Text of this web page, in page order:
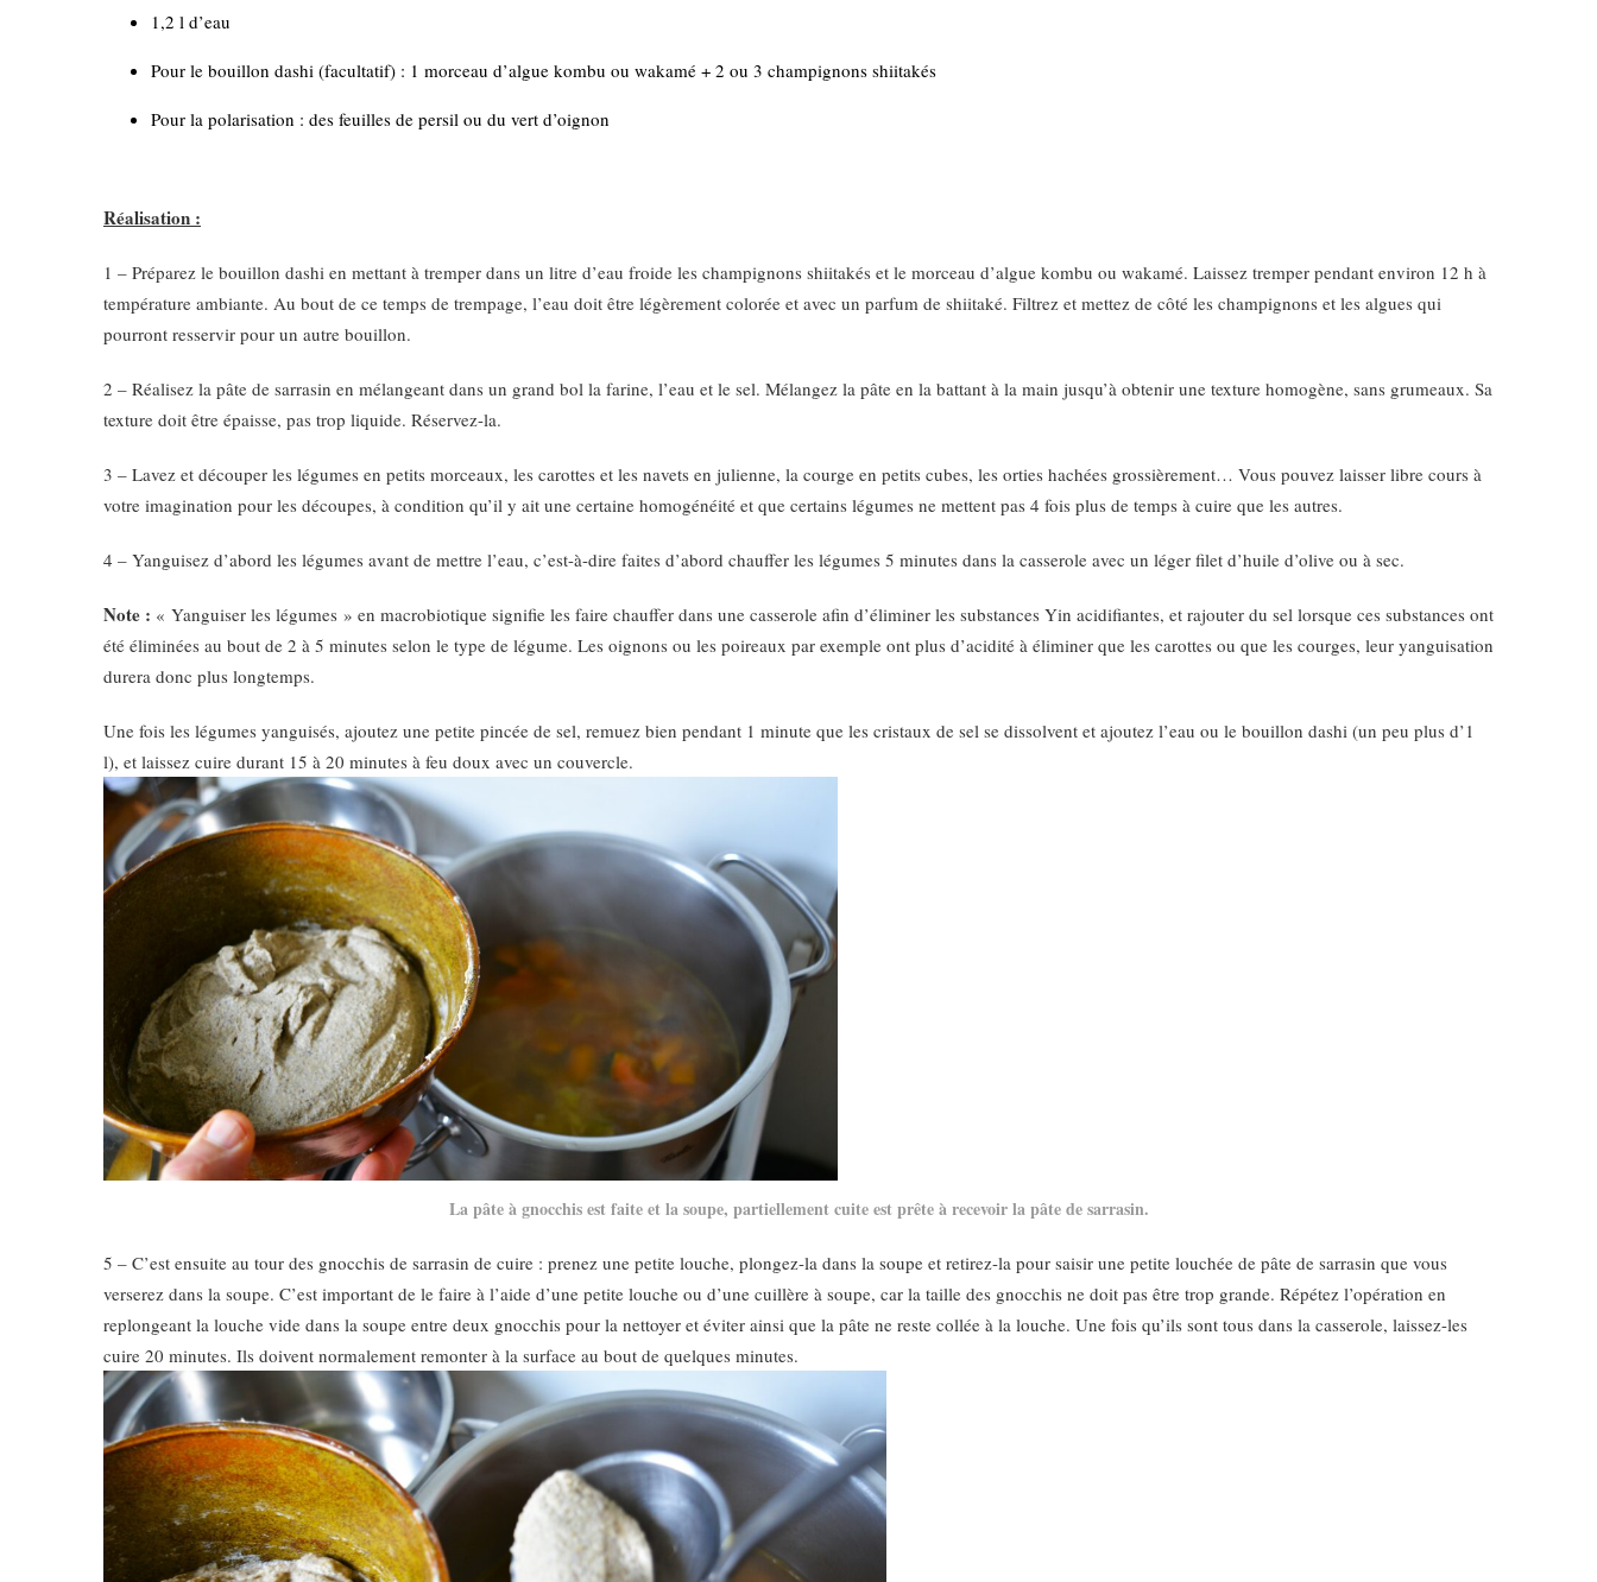
1,2 l d’eau
Pour le bouillon dashi (facultatif) : 1 morceau d’algue kombu ou wakamé + 2 ou 3 champignons shiitakés
Pour la polarisation : des feuilles de persil ou du vert d’oignon
Réalisation :
1 – Préparez le bouillon dashi en mettant à tremper dans un litre d’eau froide les champignons shiitakés et le morceau d’algue kombu ou wakamé. Laissez tremper pendant environ 12 h à
température ambiante. Au bout de ce temps de trempage, l’eau doit être légèrement colorée et avec un parfum de shiitaké. Filtrez et mettez de côté les champignons et les algues qui
pourront resservir pour un autre bouillon.
2 – Réalisez la pâte de sarrasin en mélangeant dans un grand bol la farine, l’eau et le sel. Mélangez la pâte en la battant à la main jusqu’à obtenir une texture homogène, sans grumeaux. Sa
texture doit être épaisse, pas trop liquide. Réservez-la.
3 – Lavez et découper les légumes en petits morceaux, les carottes et les navets en julienne, la courge en petits cubes, les orties hachées grossièrement… Vous pouvez laisser libre cours à
votre imagination pour les découpes, à condition qu’il y ait une certaine homogénéité et que certains légumes ne mettent pas 4 fois plus de temps à cuire que les autres.
4 – Yanguisez d’abord les légumes avant de mettre l’eau, c’est-à-dire faites d’abord chauffer les légumes 5 minutes dans la casserole avec un léger filet d’huile d’olive ou à sec.
Note : « Yanguiser les légumes » en macrobiotique signifie les faire chauffer dans une casserole afin d’éliminer les substances Yin acidifiantes, et rajouter du sel lorsque ces substances ont
été éliminées au bout de 2 à 5 minutes selon le type de légume. Les oignons ou les poireaux par exemple ont plus d’acidité à éliminer que les carottes ou que les courges, leur yanguisation
durera donc plus longtemps.
Une fois les légumes yanguisés, ajoutez une petite pincée de sel, remuez bien pendant 1 minute que les cristaux de sel se dissolvent et ajoutez l’eau ou le bouillon dashi (un peu plus d’1
l), et laissez cuire durant 15 à 20 minutes à feu doux avec un couvercle.
La pâte à gnocchis est faite et la soupe, partiellement cuite est prête à recevoir la pâte de sarrasin.
5 – C’est ensuite au tour des gnocchis de sarrasin de cuire : prenez une petite louche, plongez-la dans la soupe et retirez-la pour saisir une petite louchée de pâte de sarrasin que vous
verserez dans la soupe. C’est important de le faire à l’aide d’une petite louche ou d’une cuillère à soupe, car la taille des gnocchis ne doit pas être trop grande. Répétez l’opération en
replongeant la louche vide dans la soupe entre deux gnocchis pour la nettoyer et éviter ainsi que la pâte ne reste collée à la louche. Une fois qu’ils sont tous dans la casserole, laissez-les
cuire 20 minutes. Ils doivent normalement remonter à la surface au bout de quelques minutes.